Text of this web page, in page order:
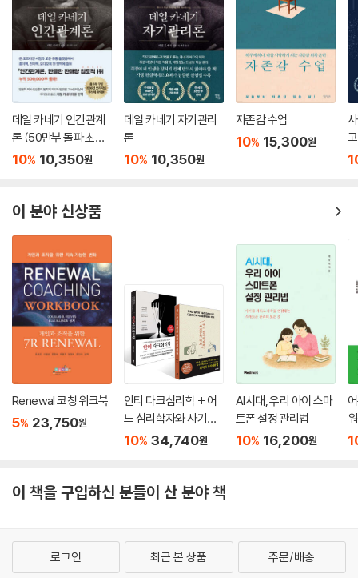
데일 카네기 인간관계
론 (50만부 돌파 초판
무삭제 완역본)
10% 10,350원
데일 카네기 자기관리
론
10% 10,350원
자존감 수업
10% 15,300원
이 분야 신상품
Renewal 코칭 워크북
5% 23,750원
안티 다크심리학 + 어
느 심리학자와 사기꾼
의 대화 세트
10% 34,740원
AI시대, 우리 아이 스마
트폰 설정 관리법
10% 16,200원
이 책을 구입하신 분들이 산 분야 책
로그인 최근 본 상품 주문/배송